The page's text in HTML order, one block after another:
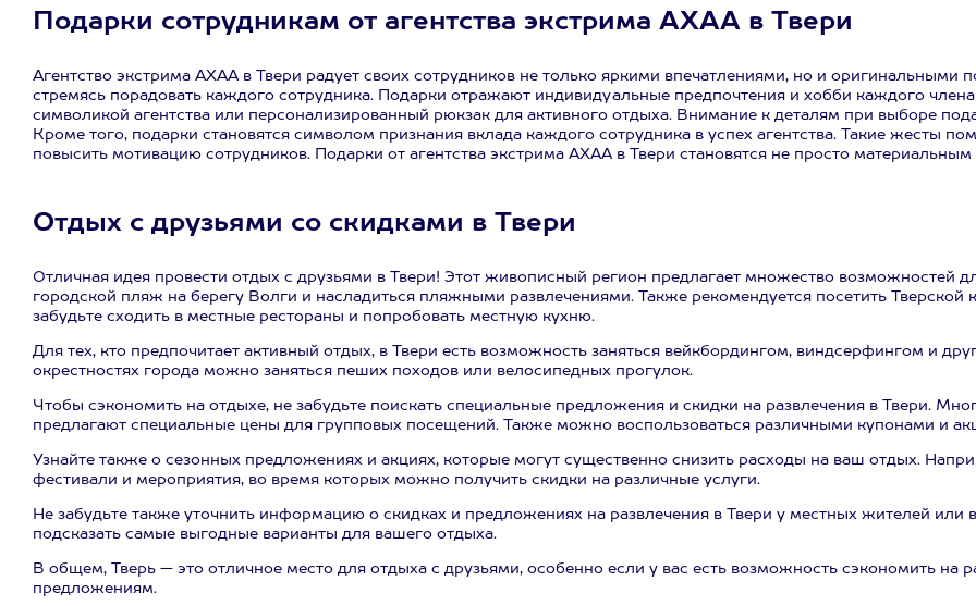
Подарки сотрудникам от агентства экстрима АХАА в Твери
Агентство экстрима АХАА в Твери радует своих сотрудников не только яркими впечатлениями, но и
стремясь порадовать каждого сотрудника. Подарки отражают индивидуальные предпочтения и хобби каждого
символикой агентства или персонализированный рюкзак для активного отдыха. Внимание к деталям при выборе
Кроме того, подарки становятся символом признания вклада каждого сотрудника в успех агентства. Такие жесты
повысить мотивацию сотрудников. Подарки от агентства экстрима АХАА в Твери становятся не просто
Отдых с друзьями со скидками в Твери
Отличная идея провести отдых с друзьями в Твери! Этот живописный регион предлагает множество возможностей
городской пляж на берегу Волги и насладиться пляжными развлечениями. Также рекомендуется посетить
забудьте сходить в местные рестораны и попробовать местную кухню.
Для тех, кто предпочитает активный отдых, в Твери есть возможность заняться вейкбордингом, виндсерфингом и
окрестностях города можно заняться пеших походов или велосипедных прогулок.
Чтобы сэкономить на отдыхе, не забудьте поискать специальные предложения и скидки на развлечения в Твери.
предлагают специальные цены для групповых посещений. Также можно воспользоваться различными купонами и
Узнайте также о сезонных предложениях и акциях, которые могут существенно снизить расходы на ваш отдых.
фестивали и мероприятия, во время которых можно получить скидки на различные услуги.
Не забудьте также уточнить информацию о скидках и предложениях на развлечения в Твери у местных жителей
подсказать самые выгодные варианты для вашего отдыха.
В общем, Тверь — это отличное место для отдыха с друзьями, особенно если у вас есть возможность сэкономить на
предложениям.